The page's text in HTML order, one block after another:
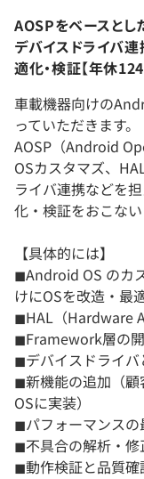
AOSPをベースとし
デバイスドライバ
適化・検証【年休124
車載機器向けの
っていただきます。
AOSP（Android
OSカスタマズ、
ライバ連携などを
化・検証をおこない
【具体的には】
◼︎Android OS のカ
けにOSを改造・最
◼︎HAL（Hardware
◼︎Framework層の
◼︎デバイスドライバ
◼︎新機能の追加（顧
OSに実装）
◼︎パフォーマンスの
◼︎不具合の解析・修
◼︎動作検証と品質確